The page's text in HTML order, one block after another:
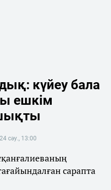
күйеу бала
ешкім
сәу., 13:00
сарапта